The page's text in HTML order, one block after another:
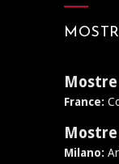
Mostre
France:
Mostre
Milano: